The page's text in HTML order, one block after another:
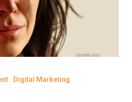
Digital Marketing